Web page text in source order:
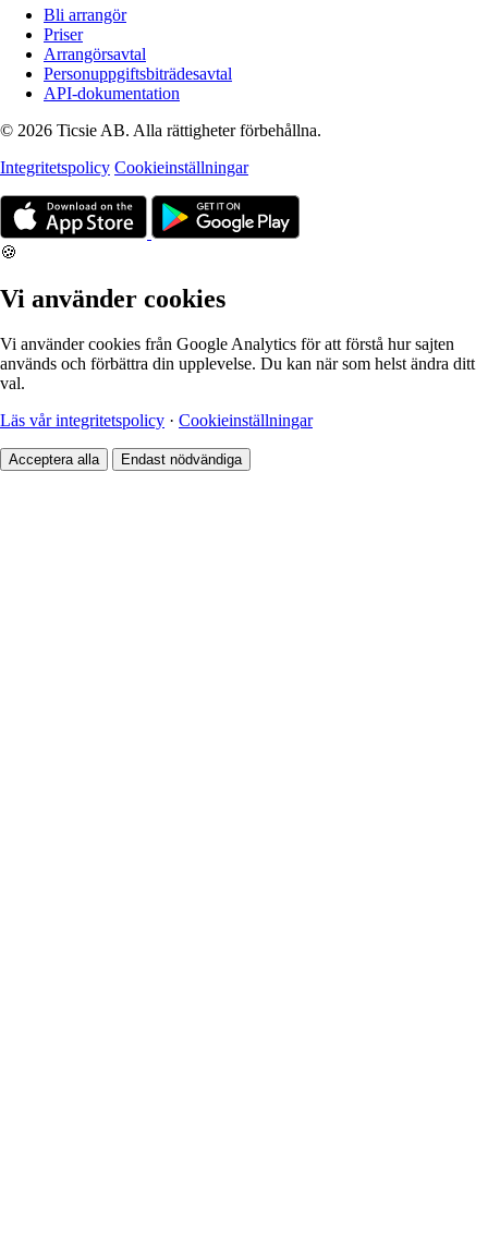
Bli arrangör
Priser
Arrangörsavtal
Personuppgiftsbiträdesavtal
API-dokumentation
© 2026 Ticsie AB. Alla rättigheter förbehållna.
Integritetspolicy Cookieinställningar
🍪
Vi använder cookies
Vi använder cookies från Google Analytics för att förstå hur sajten
används och förbättra din upplevelse. Du kan när som helst ändra ditt
val.
Läs vår integritetspolicy · Cookieinställningar
Acceptera alla Endast nödvändiga